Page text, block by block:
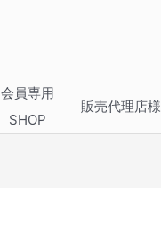
会員専用
SHOP
販売代理店様